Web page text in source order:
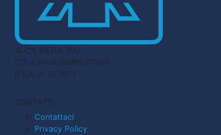
© CN MEDIA S.r.l.
C.F. e P.IVA 04998911210
R.E.A. n. 727803
CONTATTI
Contattaci
Privacy Policy